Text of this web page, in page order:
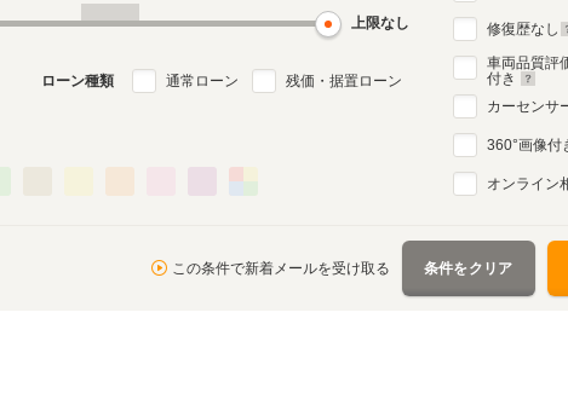
上限なし
ローン種類 通常ローン 残価・据置ローン
修復歴なし
車両品質評
付き
カーセンサ
360°画像付
オンライン
この条件で新着メールを受け取る 条件をクリア